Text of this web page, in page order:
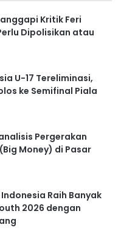
Kritik Feri
Dipolisikan atau
U-17 Tereliminasi,
ke Semifinal Piala
Pergerakan
Money) di Pasar
Raih Banyak
2026 dengan